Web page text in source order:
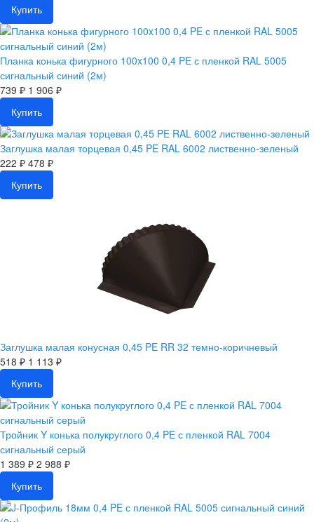
Купить
Планка конька фигурного 100x100 0,4 PE с пленкой RAL 5005
сигнальный синий (2м)
739 ₽ 1 906 ₽
Купить
Заглушка малая торцевая 0,45 PE RAL 6002 лиственно-зеленый
222 ₽ 478 ₽
Купить
Заглушка малая конусная 0,45 PE RR 32 темно-коричневый
518 ₽ 1 113 ₽
Купить
Тройник Y конька полукруглого 0,4 PE с пленкой RAL 7004
сигнальный серый
1 389 ₽ 2 988 ₽
Купить